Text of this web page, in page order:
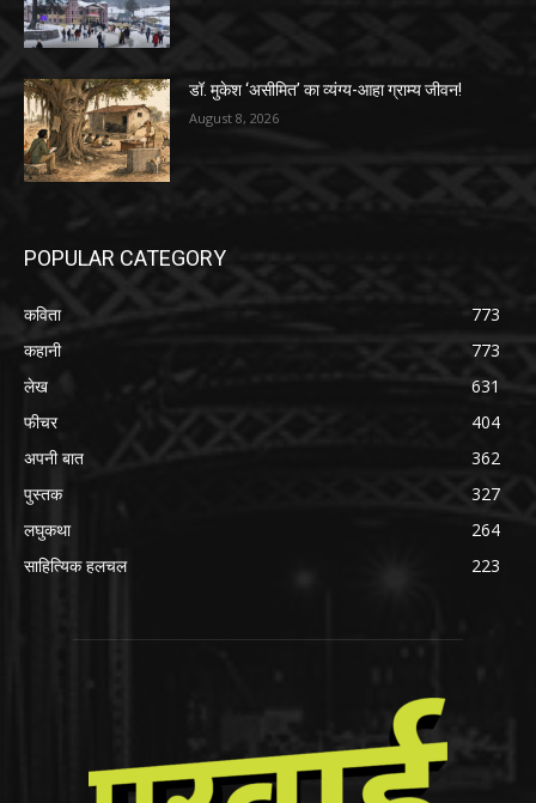
डॉ. मुकेश ‘असीमित’ का व्यंग्य-आहा ग्राम्य जीवन!
August 8, 2026
POPULAR CATEGORY
कविता
773
कहानी
773
लेख
631
फीचर
404
अपनी बात
362
पुस्तक
327
लघुकथा
264
साहित्यिक हलचल
223